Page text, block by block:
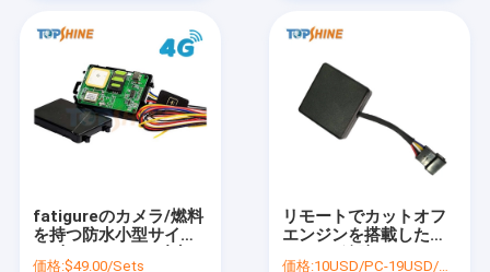
ビデオ
品質管理
fatigureのカメラ/燃料
を持つ防水小型サイズ
価格:$49.00/Sets
リモートでカットオフ
エンジンを搭載したミ
価格:10USD/PC-19USD/PC